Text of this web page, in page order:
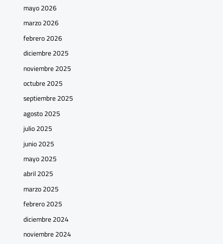
mayo 2026
marzo 2026
febrero 2026
diciembre 2025
noviembre 2025
octubre 2025
septiembre 2025
agosto 2025
julio 2025
junio 2025
mayo 2025
abril 2025
marzo 2025
febrero 2025
diciembre 2024
noviembre 2024